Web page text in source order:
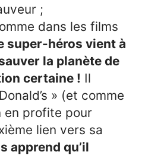
;
dans les films
super-héros vient à
la planète de
certaine ! Il
» (et comme
en profite pour
lien vers sa
apprend qu’il